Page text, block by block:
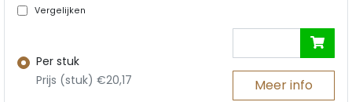
Vergelijken
Per stuk
Prijs (stuk) €20,17
Meer info